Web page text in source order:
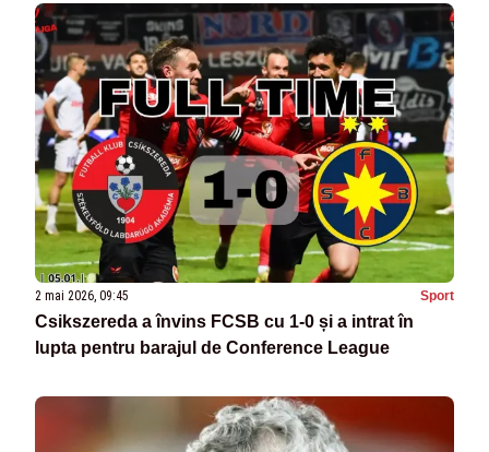
2 mai 2026, 09:45 Sport
Csikszereda a învins FCSB cu 1-0 și a intrat în
lupta pentru barajul de Conference League